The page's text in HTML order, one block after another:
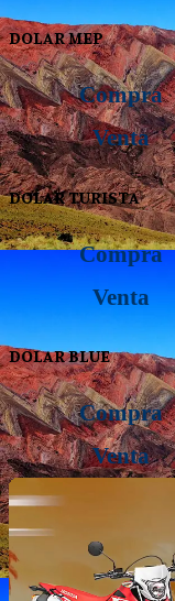
DOLAR MEP
Compra
Venta
DOLAR TURISTA
Compra
Venta
DOLAR BLUE
Compra
Venta